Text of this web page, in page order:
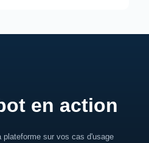
en action
plateforme sur vos cas d'usage